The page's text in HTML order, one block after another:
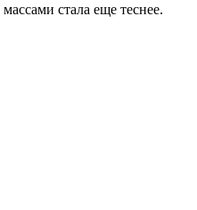
стала еще теснее.